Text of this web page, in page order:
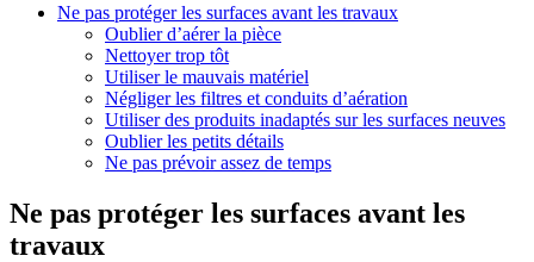
Ne pas protéger les surfaces avant les travaux
Oublier d’aérer la pièce
Nettoyer trop tôt
Utiliser le mauvais matériel
Négliger les filtres et conduits d’aération
Utiliser des produits inadaptés sur les surfaces neuves
Oublier les petits détails
Ne pas prévoir assez de temps
Ne pas protéger les surfaces avant les
travaux